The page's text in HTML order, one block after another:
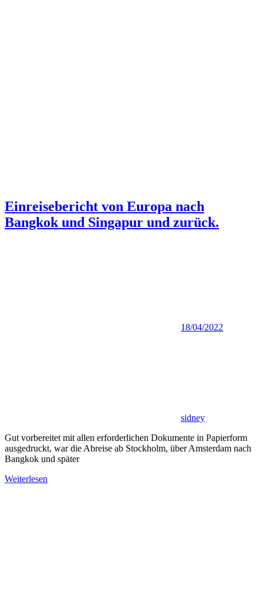
Einreisebericht von Europa nach
Bangkok und Singapur und zurück.
18/04/2022
sidney
Gut vorbereitet mit allen erforderlichen Dokumente in Papierform
ausgedruckt, war die Abreise ab Stockholm, über Amsterdam nach
Bangkok und später
Weiterlesen